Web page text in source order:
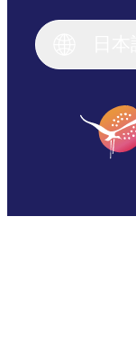
English
English
Français